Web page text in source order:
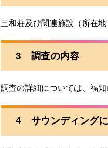
三和荘及び関連施設（所在
3 調査の内容
調査の詳細については、福
4 サウンディング